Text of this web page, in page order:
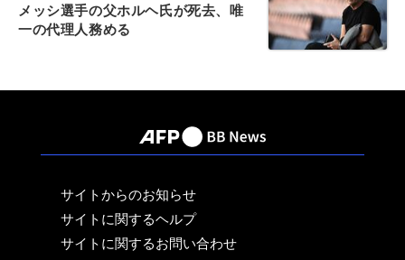
メッシ選手の父ホルヘ氏が死去、唯
一の代理人務める
サイトからのお知らせ
サイトに関するヘルプ
サイトに関するお問い合わせ